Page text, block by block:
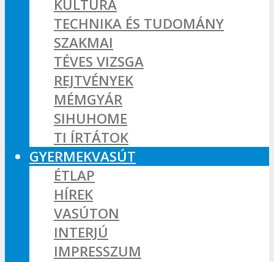
KULTÚRA
TECHNIKA ÉS TUDOMÁNY
SZAKMAI
TÉVES VIZSGA
REJTVÉNYEK
MÉMGYÁR
SIHUHOME
TI ÍRTÁTOK
GYERMEKVASÚT
ÉTLAP
HÍREK
VASÚTON
INTERJÚ
IMPRESSZUM